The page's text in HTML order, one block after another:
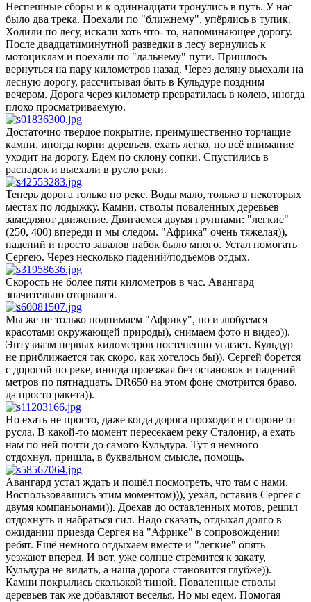
Неспешные сборы и к одиннадцати тронулись в путь. У нас
было два трека. Поехали по "ближнему", упёрлись в тупик.
Ходили по лесу, искали хоть что- то, напоминающее дорогу.
После двадцатиминутной разведки в лесу вернулись к
мотоциклам и поехали по "дальнему" пути. Пришлось
вернуться на пару километров назад. Через деляну выехали на
лесную дорогу, рассчитывая быть в Кульдуре поздним
вечером. Дорога через километр превратилась в колею, иногда
плохо просматриваемую.
Достаточно твёрдое покрытие, преимущественно торчащие
камни, иногда корни деревьев, ехать легко, но всё внимание
уходит на дорогу. Едем по склону сопки. Спустились в
распадок и выехали в русло реки.
Теперь дорога только по реке. Воды мало, только в некоторых
местах по лодыжку. Камни, стволы поваленных деревьев
замедляют движение. Двигаемся двумя группами: "легкие"
(250, 400) впереди и мы следом. "Африка" очень тяжелая)),
падений и просто завалов набок было много. Устал помогать
Сергею. Через несколько падений/подъёмов отдых.
Скорость не более пяти километров в час. Авангард
значительно оторвался.
Мы же не только поднимаем "Африку", но и любуемся
красотами окружающей природы), снимаем фото и видео)).
Энтузиазм первых километров постепенно угасает. Кульдур
не приближается так скоро, как хотелось бы)). Сергей борется
с дорогой по реке, иногда проезжая без остановок и падений
метров по пятнадцать. DR650 на этом фоне смотрится браво,
да просто ракета)).
Но ехать не просто, даже когда дорога проходит в стороне от
русла. В какой-то момент пересекаем реку Сталонир, а ехать
нам по ней почти до самого Кульдура. Тут я немного
отдохнул, пришла, в буквальном смысле, помощь.
Авангард устал ждать и пошёл посмотреть, что там с нами.
Воспользовавшись этим моментом))), уехал, оставив Сергея с
двумя компаньонами)). Доехав до оставленных мотов, решил
отдохнуть и набраться сил. Надо сказать, отдыхал долго в
ожидании приезда Сергея на "Африке" в сопровождении
ребят. Ещё немного отдыхаем вместе и "легкие" опять
уезжают вперед. И вот, уже солнце стремится к закату,
Кульдура не видать, а наша дорога становится глубже)).
Камни покрылись скользкой тиной. Поваленные стволы
деревьев так же добавляют веселья. Но мы едем. Помогая